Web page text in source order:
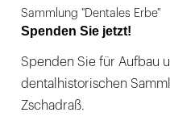
Sammlung "Dentales Erbe"
Spenden Sie jetzt!
Spenden Sie für Aufbau
dentalhistorischen
Zschadraß.